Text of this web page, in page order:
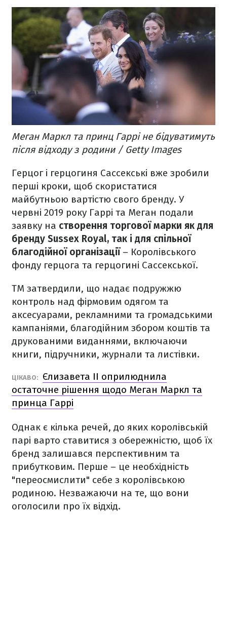
Меган Маркл та принц Гаррі не бідуватимуть
після відходу з родини / Getty Images
Герцог і герцогиня Сассекські вже зробили
перші кроки, щоб скористатися
майбутньою вартістю свого бренду. У
червні 2019 року Гаррі та Меган подали
заявку на створення торгової марки як для
бренду Sussex Royal, так і для спільної
благодійної організації – Королівського
фонду герцога та герцогині Сассекської.
ТМ затвердили, що надає подружжю
контроль над фірмовим одягом та
аксесуарами, рекламними та громадськими
кампаніями, благодійним збором коштів та
друкованими виданнями, включаючи
книги, підручники, журнали та листівки.
ЦІКАВО:
Єлизавета II оприлюднила
остаточне рішення щодо Меган Маркл та
принца Гаррі
Однак є кілька речей, до яких королівській
парі варто ставитися з обережністю, щоб їх
бренд залишався перспективним та
прибутковим. Перше – це необхідність
"переосмислити" себе з королівською
родиною. Незважаючи на те, що вони
оголосили про їх відхід.